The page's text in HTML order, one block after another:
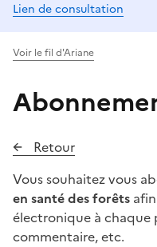
Lien de consultation
Voir le fil d'Ariane
Retour
Vous souhaitez vous
en santé des forêts
électronique à
commentaire, etc.